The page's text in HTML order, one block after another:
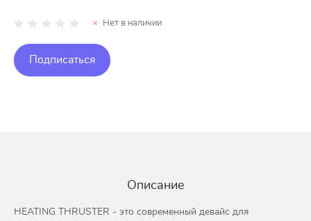
Нет в наличии
Подписаться
Описание
HEATING THRUSTER - это современный девайс для